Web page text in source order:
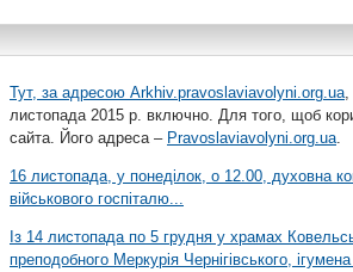
Тут, за адресою Arkhiv.pravoslaviavolyni.org.ua,
листопада 2015 р. включно. Для того, щоб
сайта. Його адреса – Pravoslaviavolyni.org.ua.
16 листопада, у понеділок, о 12.00, духовна
військового госпіталю...
Із 14 листопада по 5 грудня у храмах
преподобного Меркурія Чернігівського,